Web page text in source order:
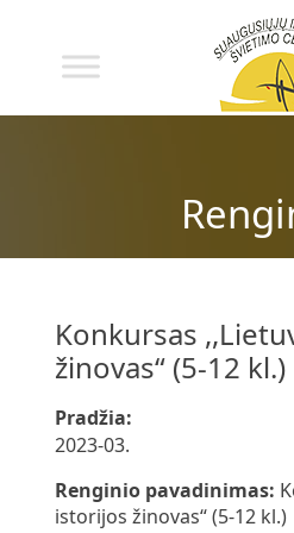
Konkursas
žinovas“ (5-12 kl.)
Pradžia:
2023-03.
Renginio pavadinimas:
istorijos žinovas“ (5-12 kl.)